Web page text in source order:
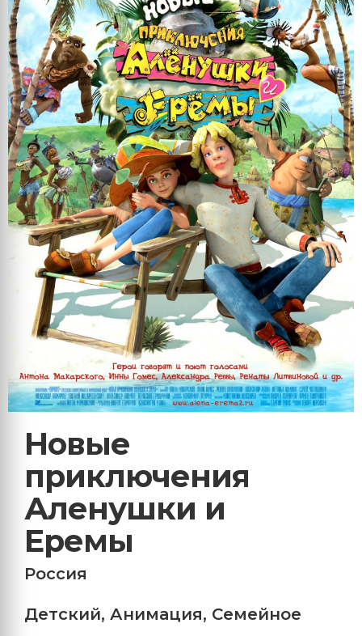
Новые
приключения
Аленушки и
Еремы
Россия
Детский, Анимация, Семейное